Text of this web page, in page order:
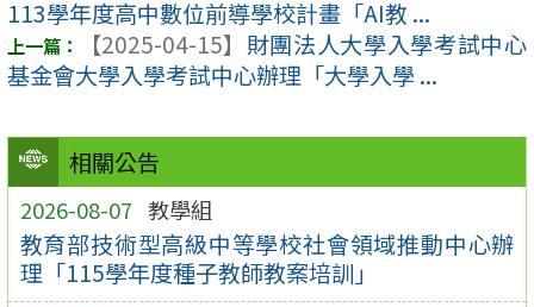
相關公告
2026-08-07 教學組
教育部技術型高級中等學校社會領域推動中心辦
理「115學年度種子教師教案培訓」
113學年度高中數位前導學校計畫「AI教 ...
【2025-04-15】 財團法人大學入學考試中心
基金會大學入學考試中心辦理「大學入學 ...